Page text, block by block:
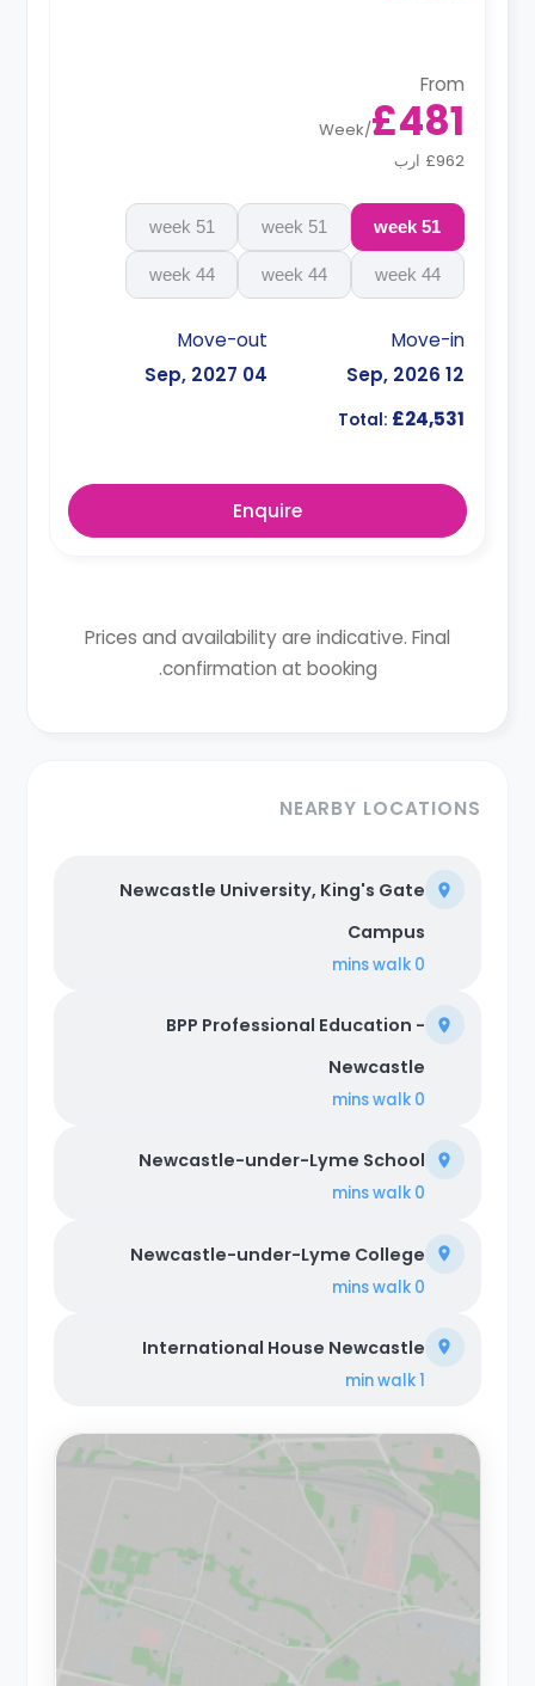
From
£481
/
Week
£962 ارب
51 week
51 week
51 week
44 week
44 week
44 week
Move-in
12 Sep, 2026
Move-out
04 Sep, 2027
Total: £24,531
Enquire
Prices and availability are indicative. Final
confirmation at booking.
NEARBY LOCATIONS
Newcastle University, King's Gate
Campus
0 mins
walk
BPP Professional Education -
Newcastle
0 mins
walk
Newcastle-under-Lyme School
0 mins
walk
Newcastle-under-Lyme College
0 mins
walk
International House Newcastle
1 min
walk